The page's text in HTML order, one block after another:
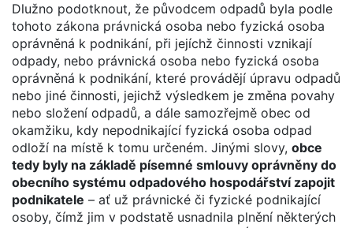
Dlužno podotknout, že původcem odpadů byla podle
tohoto zákona právnická osoba nebo fyzická osoba
oprávněná k podnikání, při jejíchž činnosti vznikají
odpady, nebo právnická osoba nebo fyzická osoba
oprávněná k podnikání, které provádějí úpravu odpadů
nebo jiné činnosti, jejichž výsledkem je změna povahy
nebo složení odpadů, a dále samozřejmě obec od
okamžiku, kdy nepodnikající fyzická osoba odpad
odloží na místě k tomu určeném. Jinými slovy, obce
tedy byly na základě písemné smlouvy oprávněny do
obecního systému odpadového hospodářství zapojit
podnikatele – ať už právnické či fyzické podnikající
osoby, čímž jim v podstatě usnadnila plnění některých